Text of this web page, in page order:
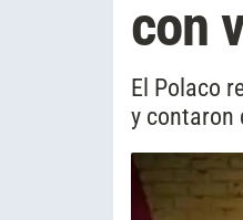
con
El Polaco
y contaron